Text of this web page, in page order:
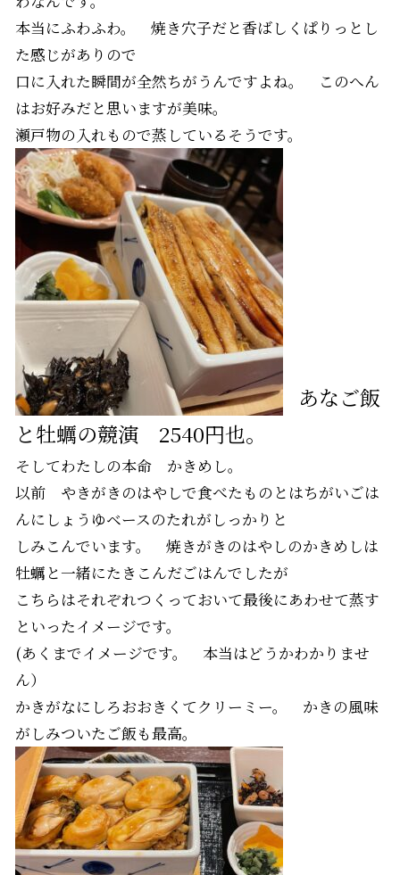
本当にふわふわ。 焼き穴子だと香ばしくぱりっとし
た感じがありので
口に入れた瞬間が全然ちがうんですよね。 このへん
はお好みだと思いますが美味。
瀬戸物の入れもので蒸しているそうです。
あなご飯
と牡蠣の競演 2540円也。
そしてわたしの本命 かきめし。
以前 やきがきのはやしで食べたものとはちがいごは
んにしょうゆベースのたれがしっかりと
しみこんでいます。 焼きがきのはやしのかきめしは
牡蠣と一緒にたきこんだごはんでしたが
こちらはそれぞれつくっておいて最後にあわせて蒸す
といったイメージです。
(あくまでイメージです。 本当はどうかわかりませ
ん）
かきがなにしろおおきくてクリーミー。 かきの風味
がしみついたご飯も最高。